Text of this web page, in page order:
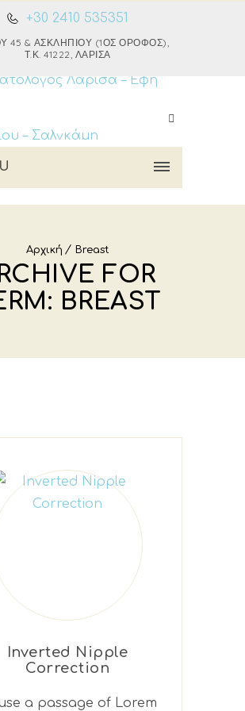
+30 2410 535351
45 & ΑΣΚΛΗΠΙΟΎ (1ΟΣ ΌΡΟΦΟΣ),
Τ.Κ. 41222, ΛΆΡΙΣΑ
Αρχική Breast
FOR
BREAST
Inverted Nipple
Correction
a passage of Lorem